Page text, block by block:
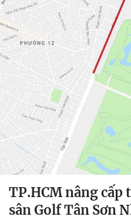
TP.HCM nâng cấp
sân Golf Tân Sơn